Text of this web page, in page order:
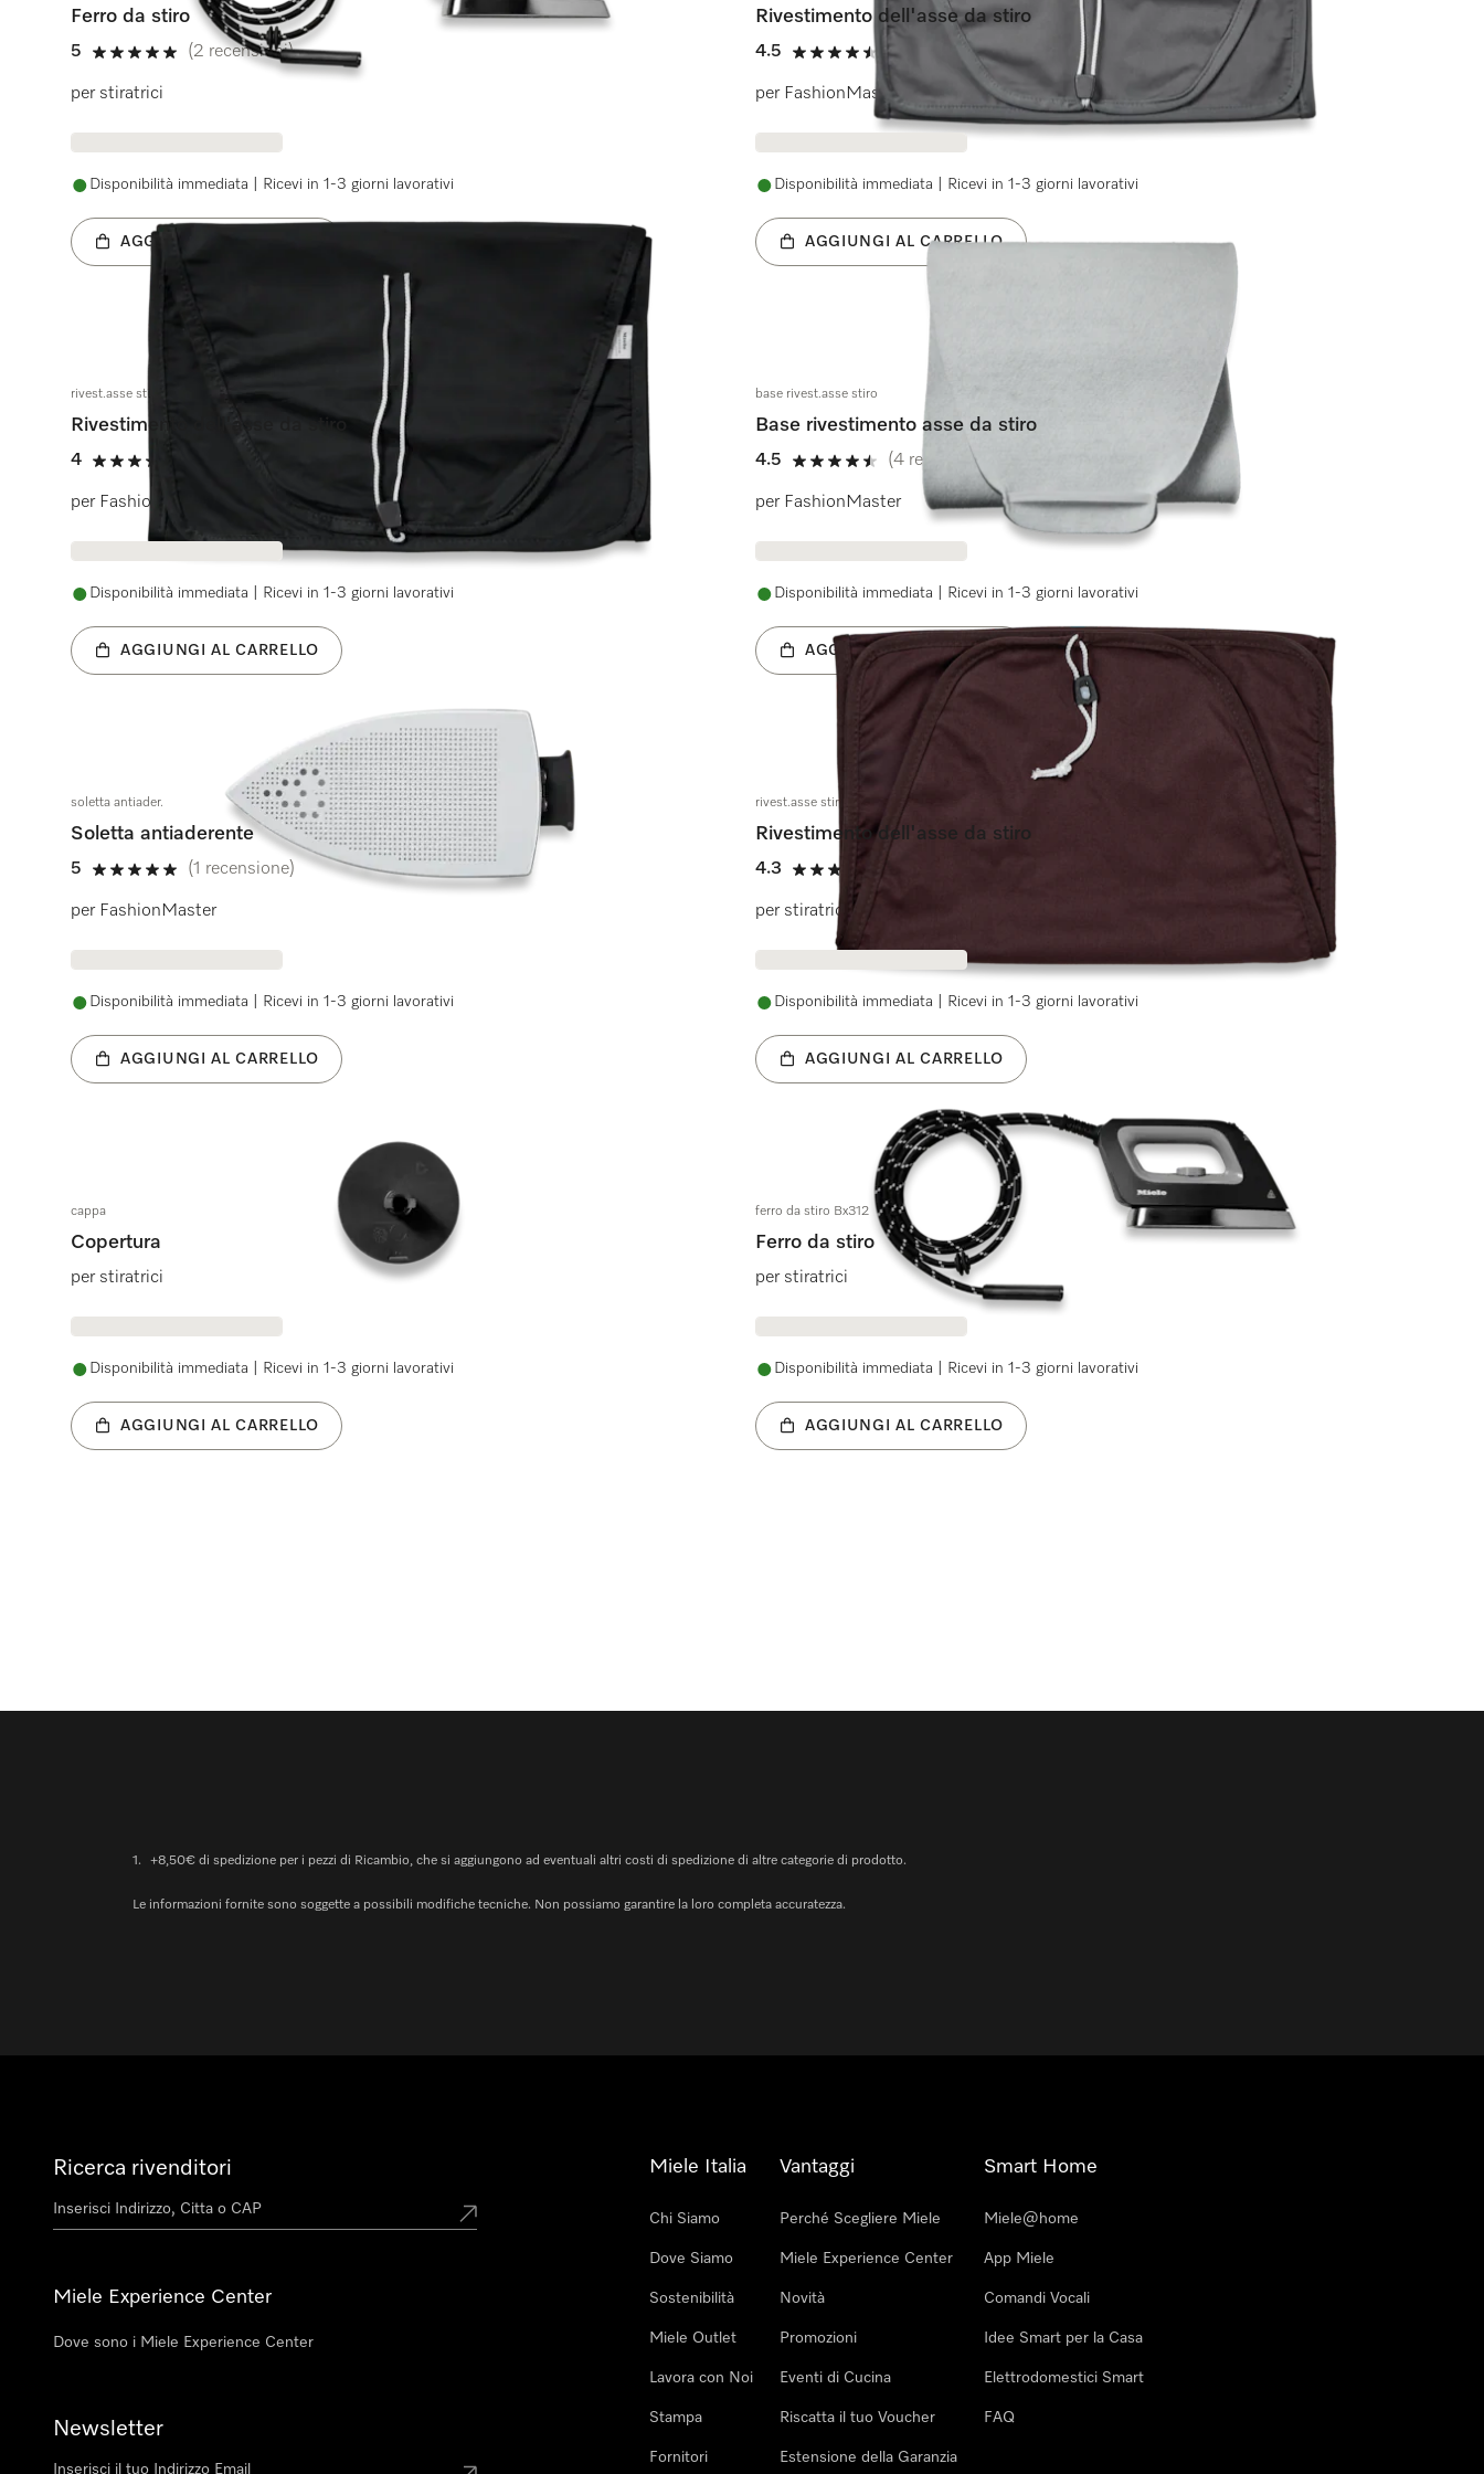
Ferro da stiro
5
5 stelle su 5
(2 recensioni)
per stiratrici
Disponibilità immediata | Ricevi in 1-3 giorni lavorativi
AGGIUNGI AL CARRELLO
Rivestimento dell'asse da stiro
4.5
4.5 stelle su 5
(4 recensioni)
per FashionMaster
Disponibilità immediata | Ricevi in 1-3 giorni lavorativi
AGGIUNGI AL CARRELLO
rivest.asse stiro nero
Rivestimento dell'asse da stiro
4
4 stelle su 5
per FashionMaster
Disponibilità immediata | Ricevi in 1-3 giorni lavorativi
AGGIUNGI AL CARRELLO
base rivest.asse stiro
Base rivestimento asse da stiro
4.5
4.5 stelle su 5
(4 recensioni)
per FashionMaster
Disponibilità immediata | Ricevi in 1-3 giorni lavorativi
AGGIUNGI AL CARRELLO
soletta antiader.
Soletta antiaderente
5
5 stelle su 5
(1 recensione)
per FashionMaster
Disponibilità immediata | Ricevi in 1-3 giorni lavorativi
AGGIUNGI AL CARRELLO
rivest.asse stiro rosso rubino
Rivestimento dell'asse da stiro
4.3
4.3 stelle su 5
per stiratrici
Disponibilità immediata | Ricevi in 1-3 giorni lavorativi
AGGIUNGI AL CARRELLO
cappa
Copertura
per stiratrici
Disponibilità immediata | Ricevi in 1-3 giorni lavorativi
AGGIUNGI AL CARRELLO
ferro da stiro Bx312
Ferro da stiro
per stiratrici
Disponibilità immediata | Ricevi in 1-3 giorni lavorativi
AGGIUNGI AL CARRELLO
1. +8,50€ di spedizione per i pezzi di Ricambio, che si aggiungono ad eventuali altri costi di spedizione di altre categorie di prodotto.
Le informazioni fornite sono soggette a possibili modifiche tecniche. Non possiamo garantire la loro completa accuratezza.
Ricerca rivenditori
Miele Experience Center
Dove sono i Miele Experience Center
Newsletter
Miele Italia
Chi Siamo
Dove Siamo
Sostenibilità
Miele Outlet
Lavora con Noi
Stampa
Fornitori
Vantaggi
Perché Scegliere Miele
Miele Experience Center
Novità
Promozioni
Eventi di Cucina
Riscatta il tuo Voucher
Estensione della Garanzia
Smart Home
Miele@home
App Miele
Comandi Vocali
Idee Smart per la Casa
Elettrodomestici Smart
FAQ